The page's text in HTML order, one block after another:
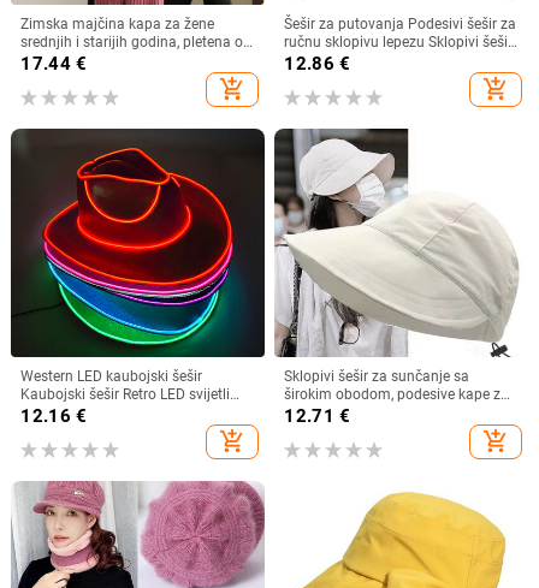
Zimska majčina kapa za žene
srednjih i starijih godina, pletena od
zečjeg krzna, otporna na hladnoću,
topla, vunena kapa plus baršunasta
kapa za umivaonik
17.44€
add_shopping_cart
Šešir za putovanja Podesivi šešir za
ručnu sklopivu lepezu Sklopivi šešir
od bambusa i lepeza Ljetna plaža
12.86 €
add_shopping_cart
Western LED kaubojski šešir
Kaubojski šešir Retro LED svijetli
obod Jazz cilindar Svjetleći
mladenkin šešir Cosplay kostim
Kaubojsko odijelo za žene
12.16 €
add_shopping_cart
Sklopivi šešir za sunčanje sa
širokim obodom, podesive kape za
muškarce, žene, šeširi za plažu,
ljetni brzosušeći viziri, ribarska kapa
12.71 €
add_shopping_cart